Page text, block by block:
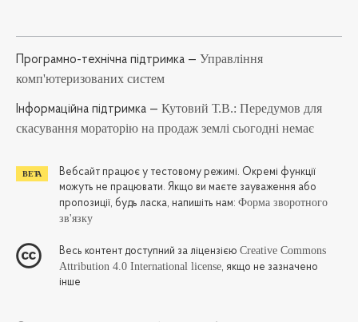
Програмно-технічна підтримка — Управління
комп'ютеризованих систем
Iнформаційна підтримка — Кутовий Т.В.: Передумов для
скасування мораторію на продаж землі сьогодні немає
Вебсайт працює у тестовому режимі. Окремі функції
можуть не працювати. Якщо ви маєте зауваження або
пропозиції, будь ласка, напишіть нам:Форма зворотного
зв'язку
Весь контент доступний за ліцензієюCreative Commons
Attribution 4.0 International license, якщо не зазначено
інше